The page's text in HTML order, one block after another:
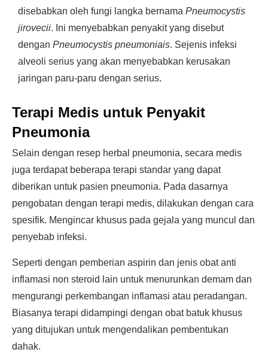
disebabkan oleh fungi langka bernama Pneumocystis
jirovecii. Ini menyebabkan penyakit yang disebut
dengan Pneumocystis pneumoniais. Sejenis infeksi
alveoli serius yang akan menyebabkan kerusakan
jaringan paru-paru dengan serius.
Terapi Medis untuk Penyakit
Pneumonia
Selain dengan resep herbal pneumonia, secara medis
juga terdapat beberapa terapi standar yang dapat
diberikan untuk pasien pneumonia. Pada dasarnya
pengobatan dengan terapi medis, dilakukan dengan cara
spesifik. Mengincar khusus pada gejala yang muncul dan
penyebab infeksi.
Seperti dengan pemberian aspirin dan jenis obat anti
inflamasi non steroid lain untuk menurunkan demam dan
mengurangi perkembangan inflamasi atau peradangan.
Biasanya terapi didampingi dengan obat batuk khusus
yang ditujukan untuk mengendalikan pembentukan
dahak.